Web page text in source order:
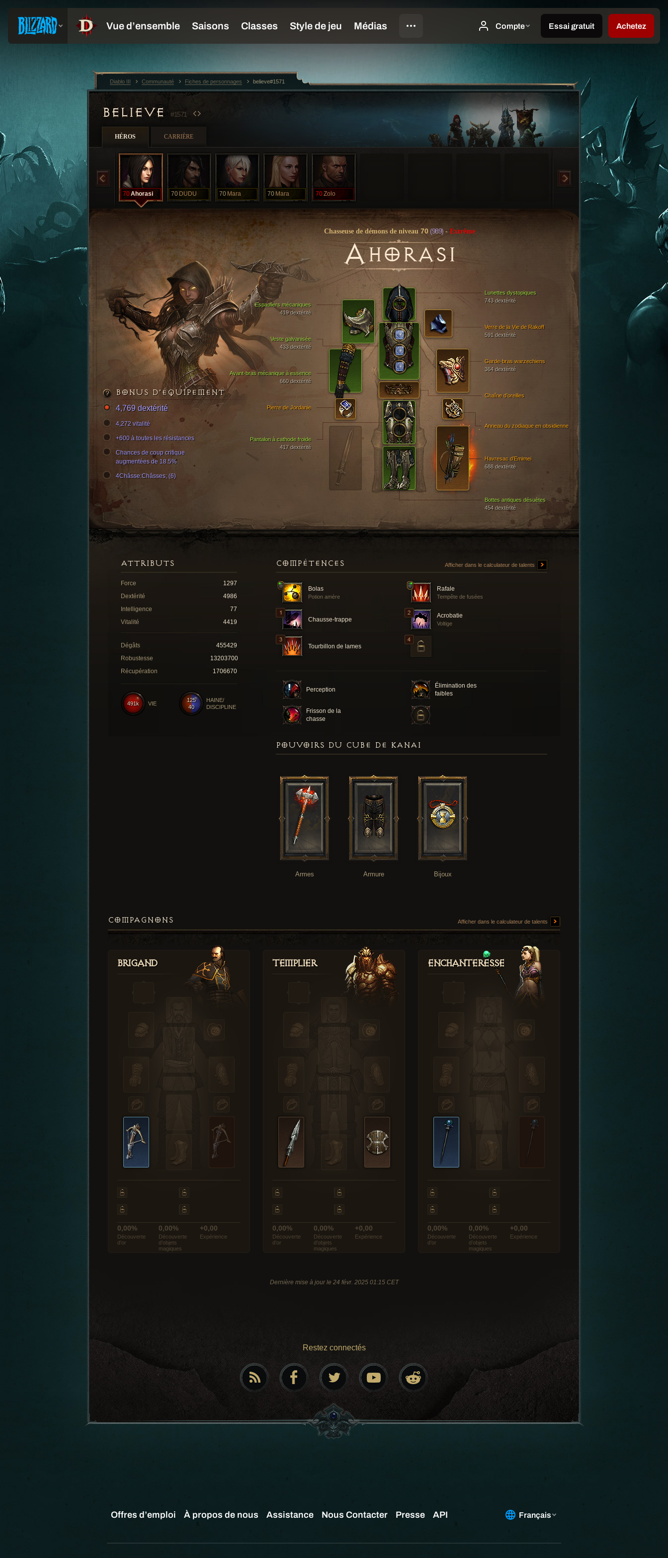
BELIEVE #1571
HÉROS CARRIÈRE
70Ahorasi 70 DUDU 70 Mara 70 Mara 70Zolo
Chasseuse de démons de niveau 70 (989) - Extrême
AHORASI
Lunettes dystopiques
743 dextérité
Veste galvanisée
433 dextérité
Bottes antiques désuètes
454 dextérité
Avant-bras mécanique à essence
660 dextérité
Espauliers mécaniques
419 dextérité
Pantalon à cathode froide
417 dextérité
Garde-bras warzechiens
364 dextérité
Havresac d’Emimei
688 dextérité
Chaîne d’oreilles
Anneau du zodiaque en obsidienne
Pierre de Jordanie
Verre de la Vie de Rakoff
591 dextérité
BONUS D’ÉQUIPEMENT
4,769 dextérité
4,272 vitalité
+600 à toutes les résistances
Chances de coup critique
augmentées de 18.5%
4Châsse:Châsses; (6)
COMPÉTENCES Afficher dans le calculateur de talents
Bolas
Potion amère
Rafale
Tempête de fusées
Chausse-trappe
Acrobatie
Voltige
Tourbillon de lames
Perception
Élimination des
faibles
Frisson de la
chasse
ATTRIBUTS
Force
1297
Dextérité
4986
Intelligence
77
Vitalité
4419
Dégâts
455429
Robustesse
13203700
Récupération
1706670
125
40
HAINE/
DISCIPLINE
491k VIE
POUVOIRS DU CUBE DE KANAI
Armes Armure Bijoux
COMPAGNONS Afficher dans le calculateur de talents
Brigand
0,00%
Découverte
d’or
0,00%
Découverte
d’objets
magiques
+0,00
Expérience
Templier
0,00%
Découverte
d’or
0,00%
Découverte
d’objets
magiques
+0,00
Expérience
Enchanteresse
0,00%
Découverte
d’or
0,00%
Découverte
d’objets
magiques
+0,00
Expérience
Dernière mise à jour le 24 févr. 2025 01:15 CET
Restez connectés
Diablo III Communauté Fiches de personnages believe#1571